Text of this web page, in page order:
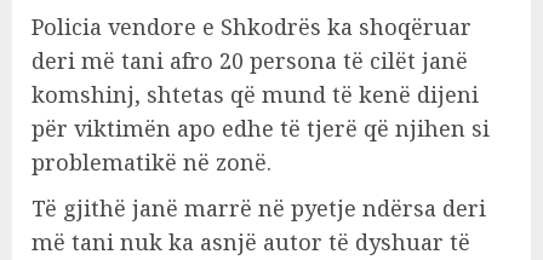
Policia vendore e Shkodrës ka shoqëruar
deri më tani afro 20 persona të cilët janë
komshinj, shtetas që mund të kenë dijeni
për viktimën apo edhe të tjerë që njihen si
problematikë në zonë.
Të gjithë janë marrë në pyetje ndërsa deri
më tani nuk ka asnjë autor të dyshuar të